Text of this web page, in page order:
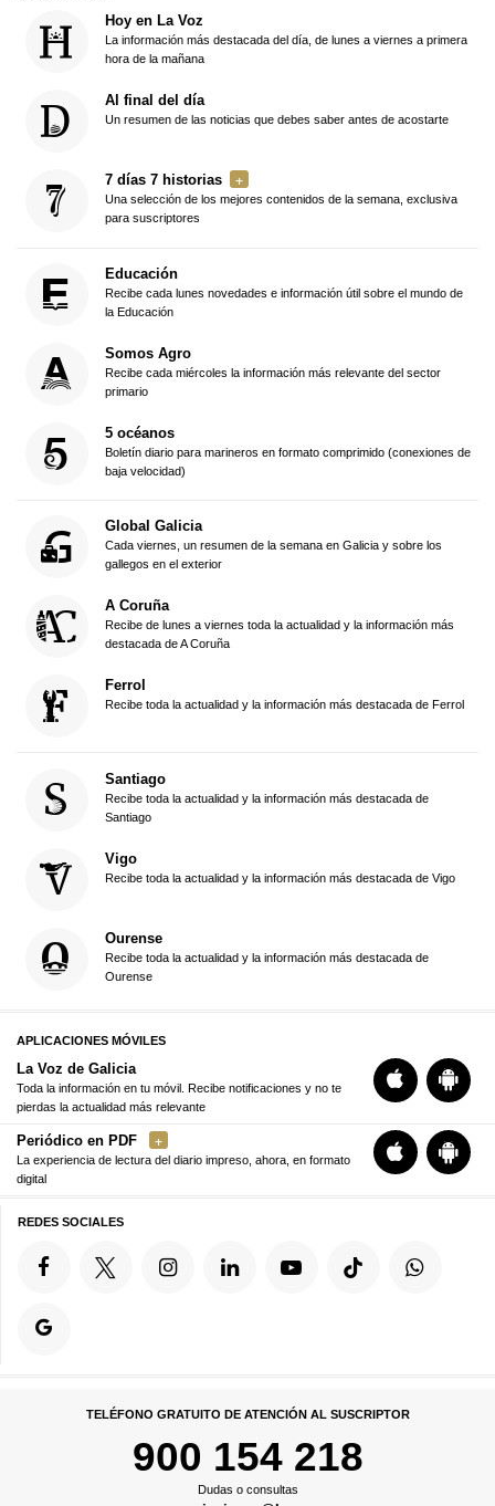
Hoy en La Voz
La información más destacada del día, de lunes a viernes a primera
hora de la mañana
Al final del día
Un resumen de las noticias que debes saber antes de acostarte
7 días 7 historias
Una selección de los mejores contenidos de la semana, exclusiva
para suscriptores
Educación
Recibe cada lunes novedades e información útil sobre el mundo de
la Educación
Somos Agro
Recibe cada miércoles la información más relevante del sector
primario
5 océanos
Boletín diario para marineros en formato comprimido (conexiones de
baja velocidad)
Global Galicia
Cada viernes, un resumen de la semana en Galicia y sobre los
gallegos en el exterior
A Coruña
Recibe de lunes a viernes toda la actualidad y la información más
destacada de A Coruña
Ferrol
Recibe toda la actualidad y la información más destacada de Ferrol
Santiago
Recibe toda la actualidad y la información más destacada de
Santiago
Vigo
Recibe toda la actualidad y la información más destacada de Vigo
Ourense
Recibe toda la actualidad y la información más destacada de
Ourense
APLICACIONES MÓVILES
La Voz de Galicia
Toda la información en tu móvil. Recibe notificaciones y no te
pierdas la actualidad más relevante
Periódico en PDF
La experiencia de lectura del diario impreso, ahora, en formato
digital
REDES SOCIALES
TELÉFONO GRATUITO DE ATENCIÓN AL SUSCRIPTOR
900 154 218
Dudas o consultas